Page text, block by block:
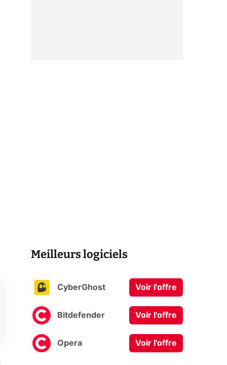
Meilleurs logiciels
CyberGhost Voir l'offre
Bitdefender Voir l'offre
Opera Voir l'offre